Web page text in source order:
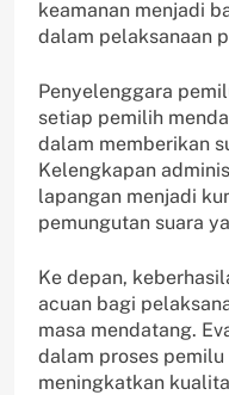
keamanan menjadi
dalam pelaksanaan
Penyelenggara
setiap pemilih
dalam memberikan
Kelengkapan
lapangan menjadi
pemungutan suara
Ke depan,
acuan bagi
masa mendatang.
dalam proses
meningkatkan